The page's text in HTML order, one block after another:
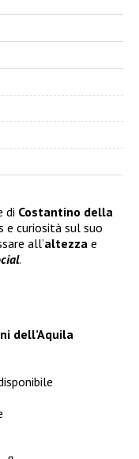
di Costantino della
e curiosità sul suo
all’altezza e
.
dell’Aquila